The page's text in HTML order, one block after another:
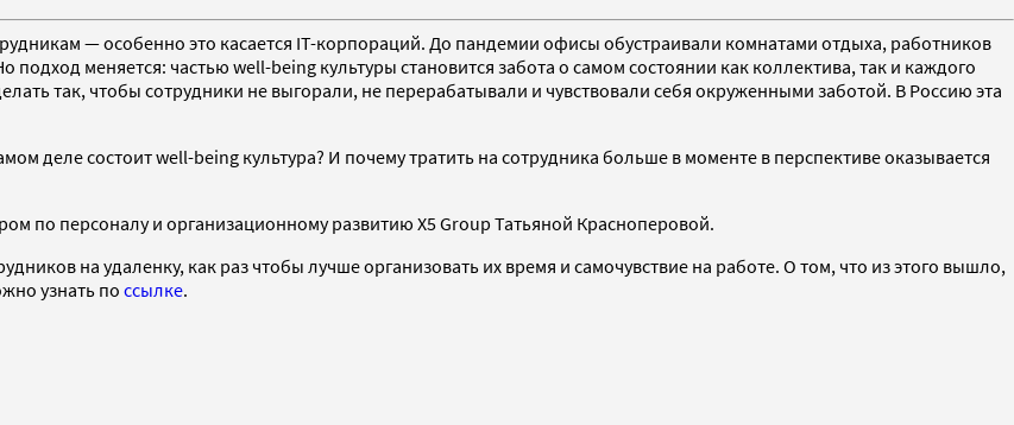
— особенно это касается IT-корпораций. До пандемии офисы обустраивали комнатами отдыха, работников
меняется: частью well-being культуры становится забота о самом состоянии как коллектива, так и каждого
так, чтобы сотрудники не выгорали, не перерабатывали и чувствовали себя окруженными заботой. В Россию эта
деле состоит well-being культура? И почему тратить на сотрудника больше в моменте в перспективе оказывается
по персоналу и организационному развитию X5 Group Татьяной Красноперовой.
на удаленку, как раз чтобы лучше организовать их время и самочувствие на работе. О том, что из этого вышло,
узнать по ссылке.